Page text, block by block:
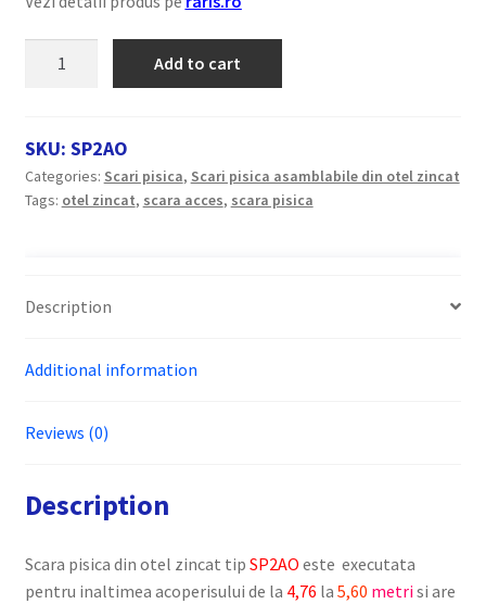
din
otel
zincat,
de
la
cod
Add to cart
SKU: SP2AO
Categories: Scari pisica, Scari pisica asamblabile din otel zincat
Tags: otel zincat, scara acces, scara pisica
Description
Additional information
Reviews (0)
Description
Scara pisica din otel zincat tip SP2AO este executata
pentru inaltimea acoperisului de la 4,76 la 5,60 metrisi are